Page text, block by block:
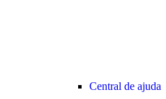
Central de ajuda